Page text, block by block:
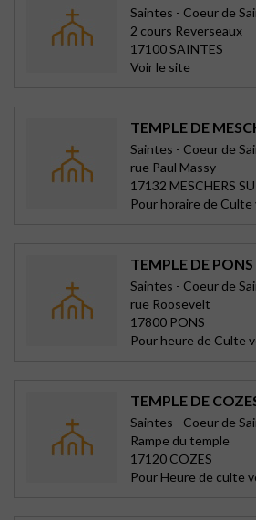
Saintes - Coeur de
2 cours Reverseaux
17100 SAINTES
Voir le site
TEMPLE DE
Saintes - Coeur de
rue Paul Massy
17132 MESCHERS
Pour horaire de
TEMPLE DE PONS
Saintes - Coeur de
rue Roosevelt
17800 PONS
Pour heure de Culte
TEMPLE DE
Saintes - Coeur de
Rampe du temple
17120 COZES
Pour Heure de culte